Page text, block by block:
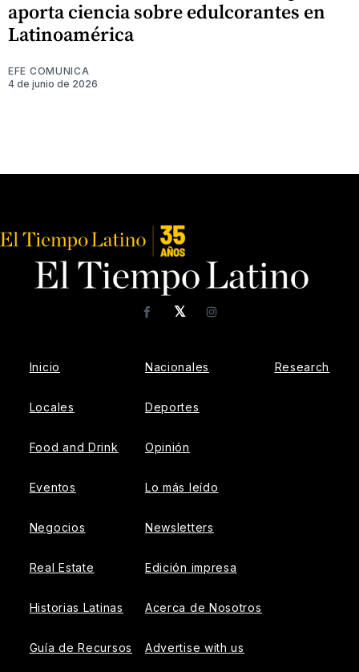
aporta ciencia sobre edulcorantes en
Latinoamérica
EFE COMUNICA
4 de junio de 2026
𝕏
FacebookInstagram
Inicio
Locales
Food and Drink
Eventos
Negocios
Real Estate
Historias Latinas
Guía de Recursos
Nacionales
Deportes
Opinión
Lo más leído
Newsletters
Edición impresa
Acerca de Nosotros
Advertise with us
Research